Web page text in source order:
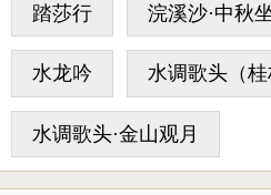
踏莎行 浣溪沙·中秋
水龙吟 水调歌头（桂
水调歌头·金山观月